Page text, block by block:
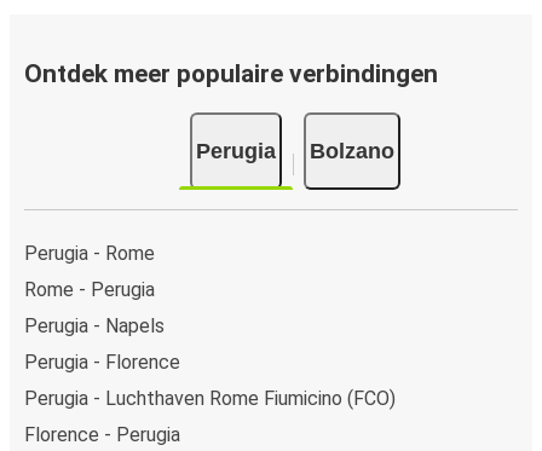
Apple Pay. Je kunt ook contant betalen op sommige
Ontdek meer populaire verbindingen
Perugia Bolzano
Perugia - Rome
Rome - Perugia
Perugia - Napels
Perugia - Florence
Perugia - Luchthaven Rome Fiumicino (FCO)
Florence - Perugia